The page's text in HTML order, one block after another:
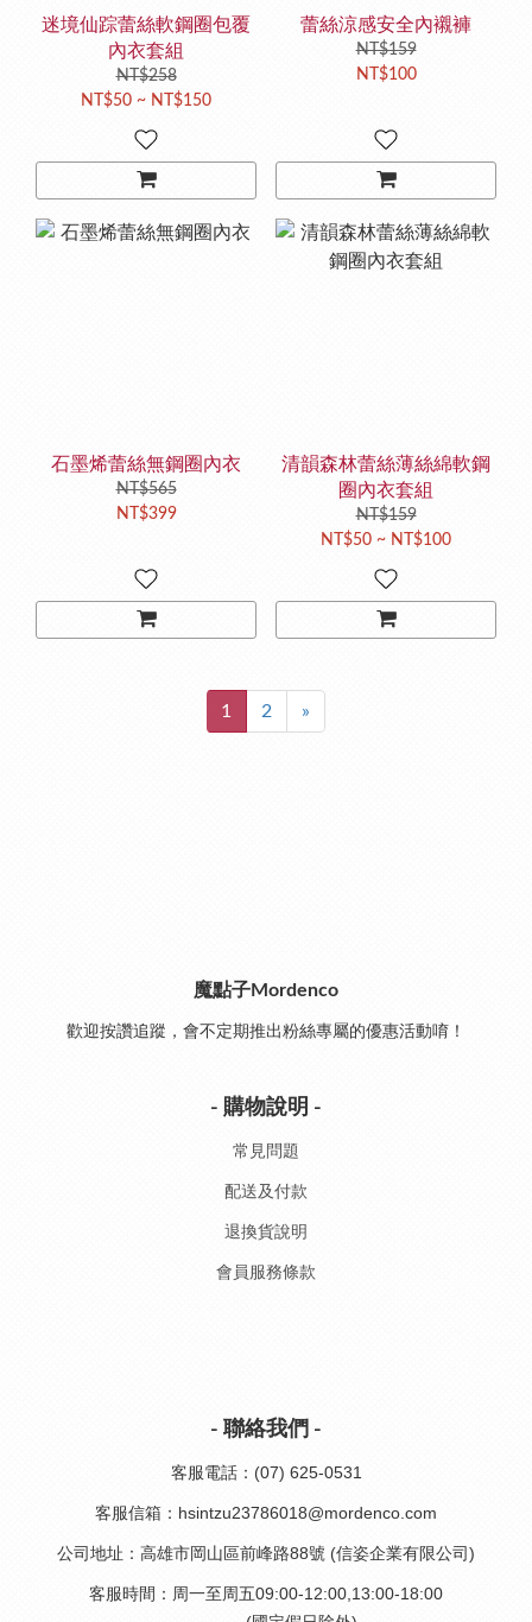
迷境仙踪蕾絲軟鋼圈包覆
內衣套組
NT$258
NT$50 ~ NT$150
蕾絲涼感安全內襯褲
NT$159
NT$100
石墨烯蕾絲無鋼圈內衣
NT$565
NT$399
清韻森林蕾絲薄絲綿軟鋼
圈內衣套組
NT$159
NT$50 ~ NT$100
1 2 »
魔點子Mordenco
歡迎按讚追蹤，會不定期推出粉絲專屬的優惠活動唷！
- 購物說明 -
常見問題
配送及付款
退換貨說明
會員服務條款
- 聯絡我們 -
客服電話：(07) 625-0531
客服信箱：hsintzu23786018@mordenco.com
公司地址：高雄市岡山區前峰路88號 (信姿企業有限公司)
客服時間：周一至周五09:00-12:00,13:00-18:00